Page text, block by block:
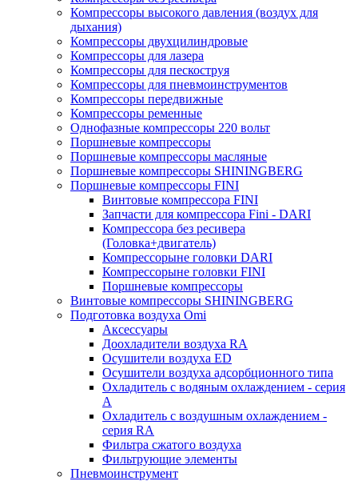
Компрессоры высокого давления (воздух для
дыхания)
Компрессоры двухцилиндровые
Компрессоры для лазера
Компрессоры для пескоструя
Компрессоры для пневмоинструментов
Компрессоры передвижные
Компрессоры ременные
Однофазные компрессоры 220 вольт
Поршневые компрессоры
Поршневые компрессоры масляные
Поршневые компрессоры SHININGBERG
Поршневые компрессоры FINI
Винтовые компрессора FINI
Запчасти для компрессора Fini - DARI
Компрессора без ресивера
(Головка+двигатель)
Компрессорыне головки DARI
Компрессорыне головки FINI
Поршневые компрессоры
Винтовые компрессоры SHININGBERG
Подготовка воздуха Omi
Аксессуары
Доохладители воздуха RA
Осушители воздуха ED
Осушители воздуха адсорбционного типа
Охладитель с водяным охлаждением - серия
A
Охладитель с воздушным охлаждением -
серия RA
Фильтра сжатого воздуха
Фильтрующие элементы
Пневмоинструмент